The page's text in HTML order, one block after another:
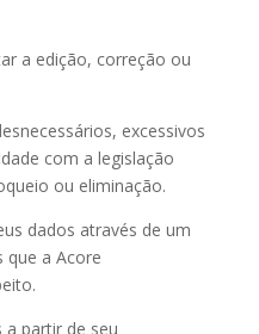
a edição, correção ou
excessivos
com a legislação
ou eliminação.
dados através de um
que a Acore
a partir de seu